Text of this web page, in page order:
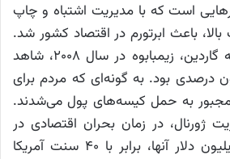
است که با مدیریت اشتباه و چاپ
باعث ابرتورم در اقتصاد کشور شد.
براساس گزارش روزنامه گاردین، زیمبابوه در سال ۲۰۰۸، شاهد
تا ۵۰۰ میلیون درصدی بود. به گونه‌ای که مردم برای
به حمل کیسه‌های پول می‌شدند.
ژورنال، در زمان بحران اقتصادی در
زیمبابوه، ارزش ۱۰۰ تریلیون دلار آنها، برابر با ۴۰ سنت آمریکا